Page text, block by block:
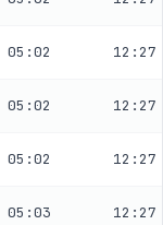
05:02 12:27
05:02 12:27
05:02 12:27
05:03 12:27